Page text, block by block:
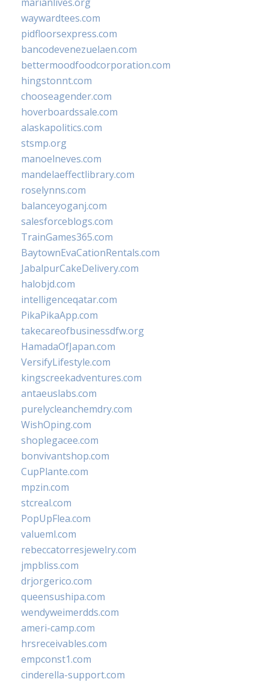
waywardtees.com
pidfloorsexpress.com
bancodevenezuelaen.com
bettermoodfoodcorporation.com
hingstonnt.com
chooseagender.com
hoverboardssale.com
alaskapolitics.com
stsmp.org
manoelneves.com
mandelaeffectlibrary.com
roselynns.com
balanceyoganj.com
salesforceblogs.com
TrainGames365.com
BaytownEvaCationRentals.com
JabalpurCakeDelivery.com
halobjd.com
intelligenceqatar.com
PikaPikaApp.com
takecareofbusinessdfw.org
HamadaOfJapan.com
VersifyLifestyle.com
kingscreekadventures.com
antaeuslabs.com
purelycleanchemdry.com
WishOping.com
shoplegacee.com
bonvivantshop.com
CupPlante.com
mpzin.com
stcreal.com
PopUpFlea.com
valueml.com
rebeccatorresjewelry.com
jmpbliss.com
drjorgerico.com
queensushipa.com
wendyweimerdds.com
ameri-camp.com
hrsreceivables.com
empconst1.com
cinderella-support.com